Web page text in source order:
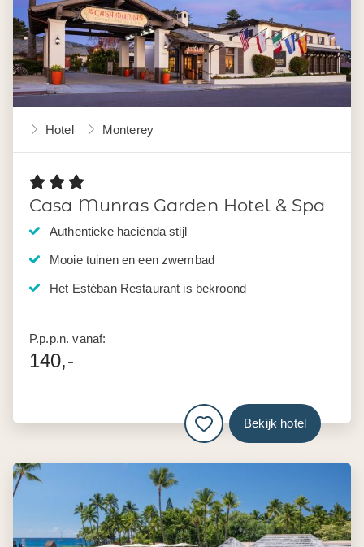
Hotel Monterey
Casa Munras Garden Hotel & Spa
Authentieke haciënda stijl
Mooie tuinen en een zwembad
Het Estéban Restaurant is bekroond
P.p.p.n. vanaf:
140,-
Bekijk hotel